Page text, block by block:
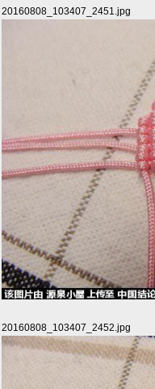
20160808_103407_2451.jpg
20160808_103407_2452.jpg